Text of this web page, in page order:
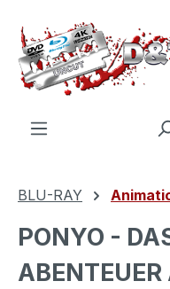
Zum Hauptinhalt
BLU-RAY
PONYO -